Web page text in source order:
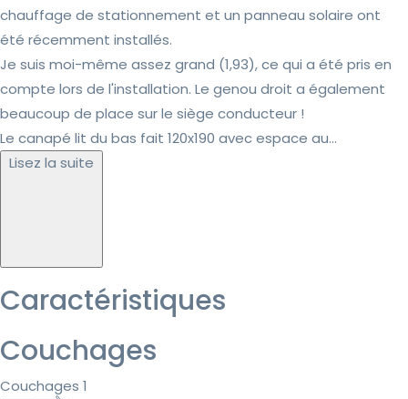
chauffage de stationnement et un panneau solaire ont
été récemment installés.
Je suis moi-même assez grand (1,93), ce qui a été pris en
compte lors de l'installation. Le genou droit a également
beaucoup de place sur le siège conducteur !
Le canapé lit du bas fait 120x190 avec espace au...
Lisez la suite
Caractéristiques
Couchages
Couchages 1